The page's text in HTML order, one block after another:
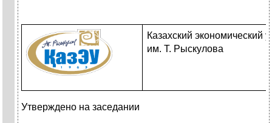
Казахский экономический
им. Т. Рыскулова
Утверждено на заседании